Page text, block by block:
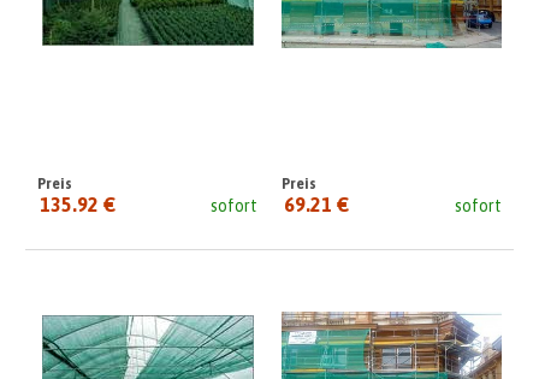
sofort
Preis
seit:
135.92 € sofort
Preis
seit:
69.21 €